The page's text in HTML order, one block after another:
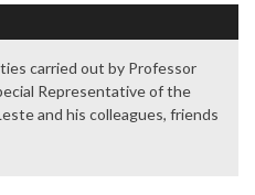
carried out by Professor
Representative of the
and his colleagues, friends